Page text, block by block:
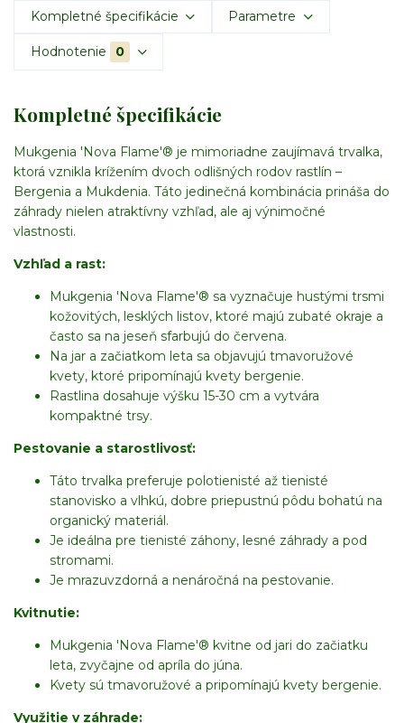
Kompletné špecifikácie Parametre
Hodnotenie 0
Kompletné špecifikácie
Mukgenia 'Nova Flame'® je mimoriadne zaujímavá trvalka,
ktorá vznikla krížením dvoch odlišných rodov rastlín –
Bergenia a Mukdenia. Táto jedinečná kombinácia prináša do
záhrady nielen atraktívny vzhľad, ale aj výnimočné
vlastnosti.
Vzhľad a rast:
Mukgenia 'Nova Flame'® sa vyznačuje hustými trsmi
kožovitých, lesklých listov, ktoré majú zubaté okraje a
často sa na jeseň sfarbujú do červena.
Na jar a začiatkom leta sa objavujú tmavoružové
kvety, ktoré pripomínajú kvety bergenie.
Rastlina dosahuje výšku 15-30 cm a vytvára
kompaktné trsy.
Pestovanie a starostlivosť:
Táto trvalka preferuje polotienisté až tienisté
stanovisko a vlhkú, dobre priepustnú pôdu bohatú na
organický materiál.
Je ideálna pre tienisté záhony, lesné záhrady a pod
stromami.
Je mrazuvzdorná a nenáročná na pestovanie.
Kvitnutie:
Mukgenia 'Nova Flame'® kvitne od jari do začiatku
leta, zvyčajne od apríla do júna.
Kvety sú tmavoružové a pripomínajú kvety bergenie.
Využitie v záhrade: